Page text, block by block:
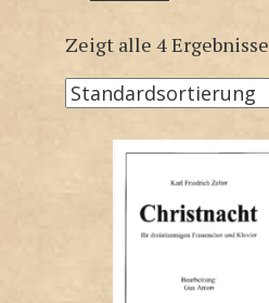
Zeigt alle 4 Ergebnisse